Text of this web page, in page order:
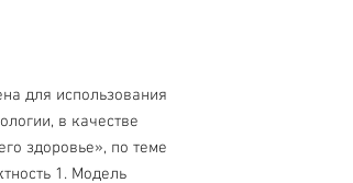
для использования
в качестве
здоровье», по теме
1. Модель